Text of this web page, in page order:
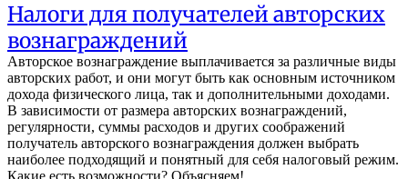
Налоги для получателей авторских
вознаграждений
Авторское вознаграждение выплачивается за различные виды
авторских работ, и они могут быть как основным источником
дохода физического лица, так и дополнительными доходами.
В зависимости от размера авторских вознаграждений,
регулярности, суммы расходов и других соображений
получатель авторского вознаграждения должен выбрать
наиболее подходящий и понятный для себя налоговый режим.